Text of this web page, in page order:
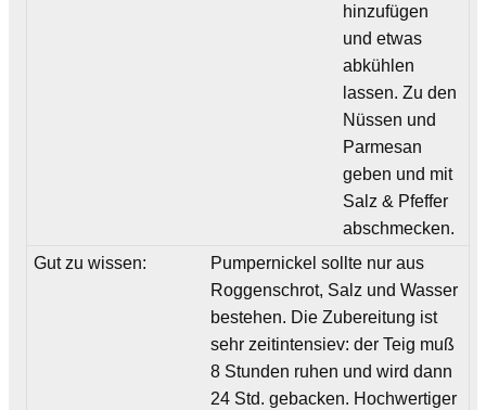
hinzufügen
und etwas
abkühlen
lassen. Zu den
Nüssen und
Parmesan
geben und mit
Salz & Pfeffer
abschmecken.
Gut zu wissen:
Pumpernickel sollte nur aus
Roggenschrot, Salz und Wasser
bestehen. Die Zubereitung ist
sehr zeitintensiev: der Teig muß
8 Stunden ruhen und wird dann
24 Std. gebacken. Hochwertiger